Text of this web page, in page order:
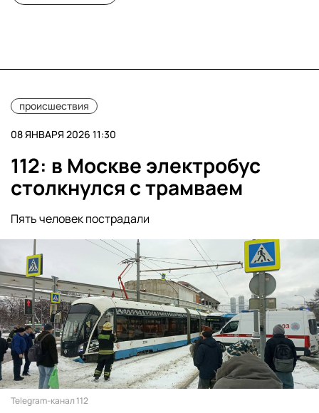
происшествия
08 ЯНВАРЯ 2026 11:30
112: в Москве электробус
столкнулся с трамваем
Пять человек пострадали
Telegram-канал 112